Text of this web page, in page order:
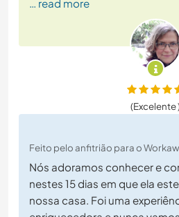
… read more
(Excelente
Feito pelo anfitrião para o
Nós adoramos conhecer e
nestes 15 dias em que ela
nossa casa. Foi uma